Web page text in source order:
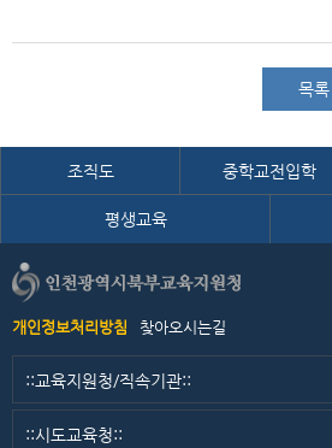
목록
조직도 중학교전입학
평생교육
개인정보처리방침 찾아오시는길